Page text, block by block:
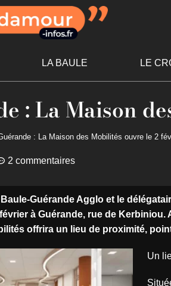
LA BAULE LE
: La Maison
: La Maison des Mobilités ouvre le 2
2 commentaires
Guérande Agglo et le
à Guérande, rue de Kerbiniou.
offrira un lieu de proximité,
Un